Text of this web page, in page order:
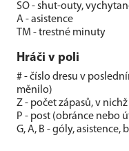
SO - shut-outy,
A - asistence
TM - trestné minuty
Hráči v poli
# - číslo dresu v
měnilo)
Z - počet zápasů, v
P - post (obránce nebo
G, A, B - góly, asistence,